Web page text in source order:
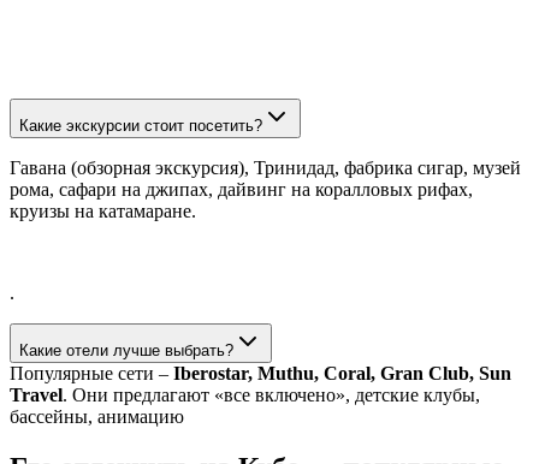
Какие экскурсии стоит посетить?
Гавана (обзорная экскурсия), Тринидад, фабрика сигар, музей
рома, сафари на джипах, дайвинг на коралловых рифах,
круизы на катамаране.
.
Какие отели лучше выбрать?
Популярные сети – Iberostar, Muthu, Coral, Gran Club, Sun
Travel. Они предлагают «все включено», детские клубы,
бассейны, анимацию